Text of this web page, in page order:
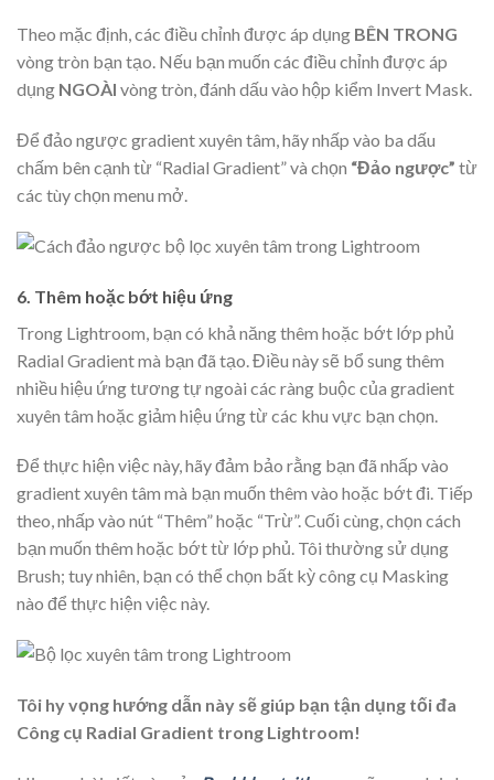
Theo mặc định, các điều chỉnh được áp dụng BÊN TRONG
vòng tròn bạn tạo. Nếu bạn muốn các điều chỉnh được áp
dụng NGOÀI vòng tròn, đánh dấu vào hộp kiểm Invert Mask.
Để đảo ngược gradient xuyên tâm, hãy nhấp vào ba dấu
chấm bên cạnh từ “Radial Gradient” và chọn “Đảo ngược” từ
các tùy chọn menu mở.
6. Thêm hoặc bớt hiệu ứng
Trong Lightroom, bạn có khả năng thêm hoặc bớt lớp phủ
Radial Gradient mà bạn đã tạo. Điều này sẽ bổ sung thêm
nhiều hiệu ứng tương tự ngoài các ràng buộc của gradient
xuyên tâm hoặc giảm hiệu ứng từ các khu vực bạn chọn.
Để thực hiện việc này, hãy đảm bảo rằng bạn đã nhấp vào
gradient xuyên tâm mà bạn muốn thêm vào hoặc bớt đi. Tiếp
theo, nhấp vào nút “Thêm” hoặc “Trừ”. Cuối cùng, chọn cách
bạn muốn thêm hoặc bớt từ lớp phủ. Tôi thường sử dụng
Brush; tuy nhiên, bạn có thể chọn bất kỳ công cụ Masking
nào để thực hiện việc này.
Tôi hy vọng hướng dẫn này sẽ giúp bạn tận dụng tối đa
Công cụ Radial Gradient trong Lightroom!